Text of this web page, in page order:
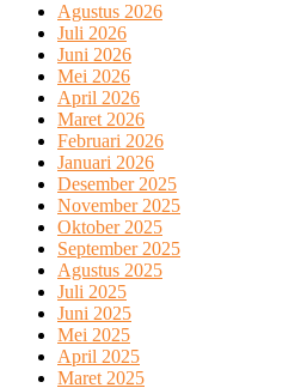
Agustus 2026
Juli 2026
Juni 2026
Mei 2026
April 2026
Maret 2026
Februari 2026
Januari 2026
Desember 2025
November 2025
Oktober 2025
September 2025
Agustus 2025
Juli 2025
Juni 2025
Mei 2025
April 2025
Maret 2025